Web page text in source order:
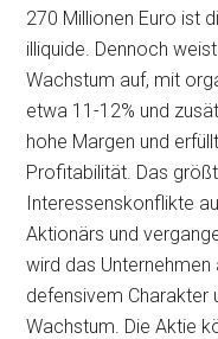
270 Millionen Euro ist
illiquide. Dennoch
Wachstum auf, mit
etwa 11-12% und
hohe Margen und
Profitabilität. Das
Interessenskonflikte
Aktionärs und
wird das
defensivem Charakter
Wachstum. Die Aktie